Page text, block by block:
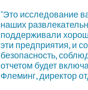
"Это исследование
наших
поддерживали
эти предприятия, и
безопасность,
отчетом будет
Флеминг, директор